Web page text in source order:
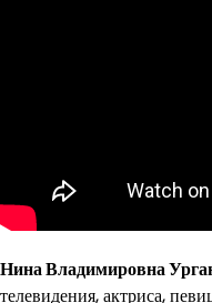
Нина Владимировна
телевидения, актриса,